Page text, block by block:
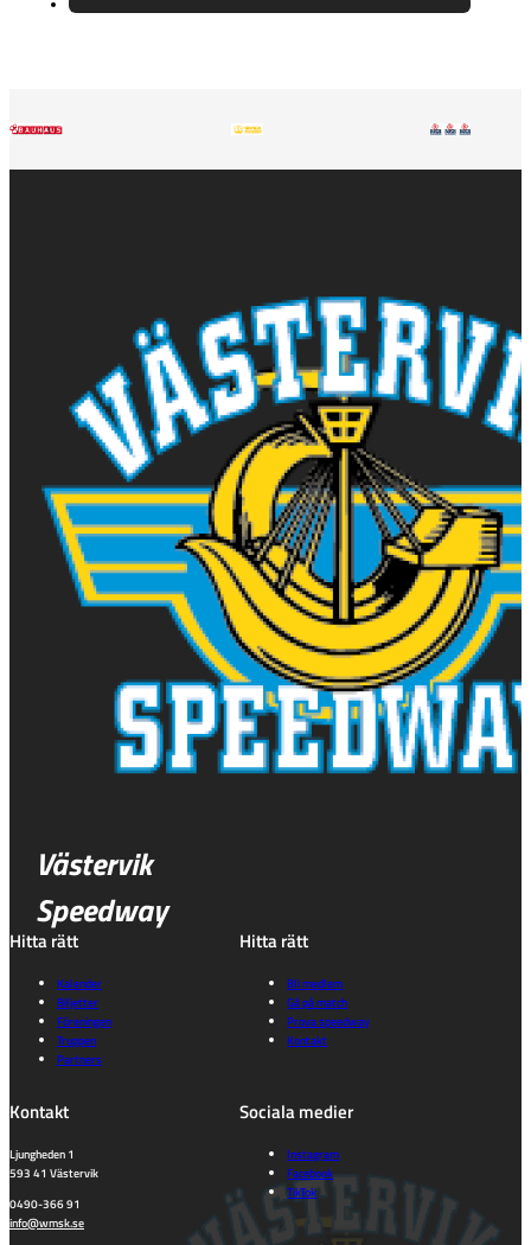
Västervik
Speedway
Hitta rätt
Kalender
Biljetter
Föreningen
Truppen
Partners
Hitta rätt
Bli medlem
Gå på match
Prova speedway
Kontakt
Kontakt
Ljungheden 1
593 41 Västervik
0490-366 91
info@wmsk.se
Sociala medier
Instagram
Facebook
TikTok